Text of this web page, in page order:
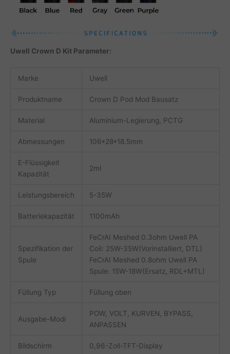
Uwell Crown D Kit Parameter:
Marke Uwell
Produktname Crown D Pod Mod Bausatz
Material Aluminium-Legierung, PCTG
Abmessungen 106*28*18.5mm
E-Flüssigkeit
Kapazität
2ml
Leistungsbereich 5-35W
Batteriekapazität 1100mAh
Spezifikation der
Spule
FeCrAI Meshed 0.3ohm Uwell PA
Coil: 25W-35W(Vorinstalliert, DTL)
FeCrAI Meshed 0.8ohm Uwell PA
Spule: 15W-18W(Ersatz, RDL+MTL)
Füllung Typ Füllung oben
Ausgabe-Modi
POW, VOLT, KURVEN, BYPASS,
ANPASSEN
Bildschirm 0,96-Zoll-TFT-Display